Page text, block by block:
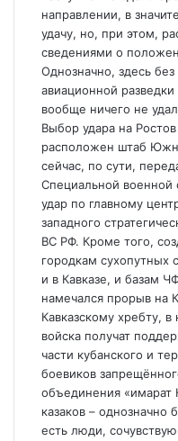
направлении, в
удачу, но, при этом,
сведениями о
Однозначно, здесь
авиационной
вообще ничего не
Выбор удара на
расположен штаб
сейчас, по сути,
Специальной военной
удар по главному
западного
ВС РФ. Кроме того,
городкам сухопутных
и в Кавказе, и базам
намечался прорыв на
Кавказскому хребту,
войска получат
части кубанского и
боевиков
объединения «имарат
казаков –
есть люди,